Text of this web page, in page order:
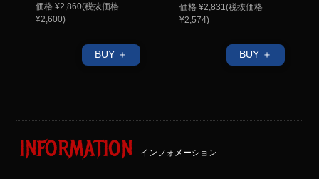
価格 ¥2,860(税抜価格
¥2,600)
BUY ＋
価格 ¥2,831(税抜価格
¥2,574)
BUY ＋
INFORMATION インフォメーション